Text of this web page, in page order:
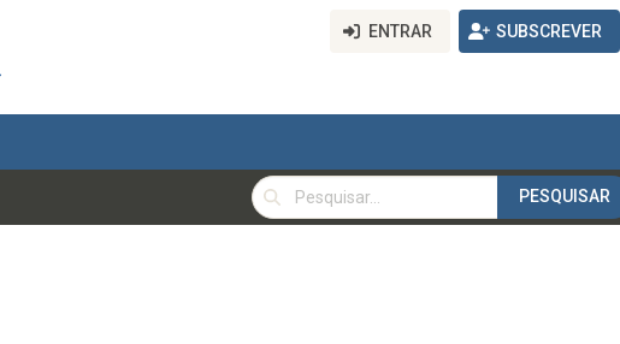
ENTRAR SUBSCREVER
PESQUISAR
PESQUISAR